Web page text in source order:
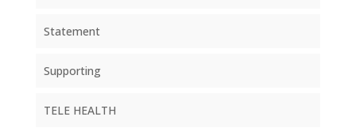
Statement
Supporting
TELE HEALTH